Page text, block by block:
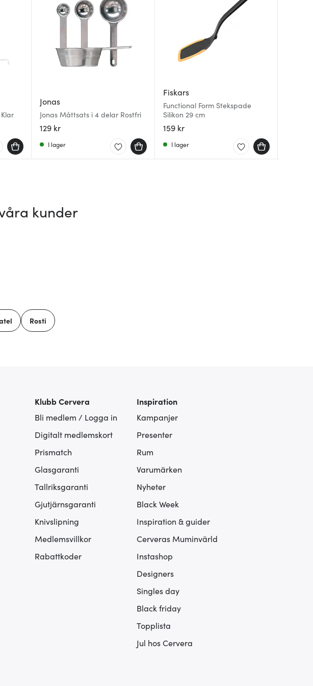
Jonas
Jonas Måttsats i 4 delar Rostfri
129 kr
I lager
Fiskars
Functional Form Stekspade
Silikon 29 cm
159 kr
I lager
kunder
Rosti
Klubb Cervera
Bli medlem / Logga in
Digitalt medlemskort
Prismatch
Glasgaranti
Tallriksgaranti
Gjutjärnsgaranti
Knivslipning
Medlemsvillkor
Rabattkoder
Inspiration
Kampanjer
Presenter
Rum
Varumärken
Nyheter
Black Week
Inspiration & guider
Cerveras Muminvärld
Instashop
Designers
Singles day
Black friday
Topplista
Jul hos Cervera